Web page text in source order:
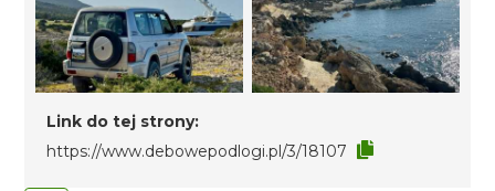
Link do tej strony:
https://www.debowepodlogi.pl/3/18107